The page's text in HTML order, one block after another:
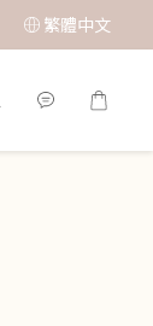
繁體中文